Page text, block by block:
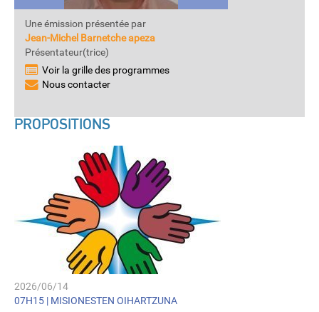
Une émission présentée par
Jean-Michel Barnetche apeza
Présentateur(trice)
Voir la grille des programmes
Nous contacter
PROPOSITIONS
2026/06/14
07H15 | MISIONESTEN OIHARTZUNA